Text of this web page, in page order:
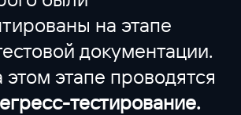
на этапе
документации.
этапе проводятся
тестирование.